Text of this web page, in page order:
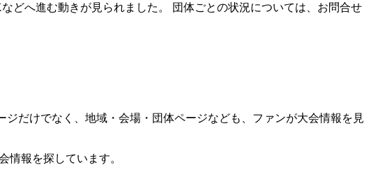
どへ進む動きが見られました。 団体ごとの状況については、お問合せ
ジだけでなく、地域・会場・団体ページなども、ファンが大会情報を見
情報を探しています。